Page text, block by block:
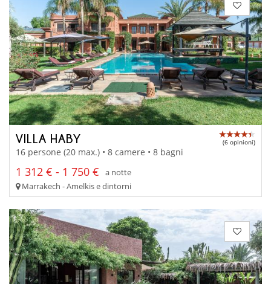
VILLA HABY (6 opinioni)
16 persone (20 max.) • 8 camere • 8 bagni
1 312 € - 1 750 €
a notte
Marrakech - Amelkis e dintorni